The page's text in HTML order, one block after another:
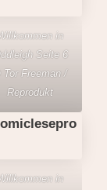
in
Seite 6
Tor Freeman /
Reprodukt
in